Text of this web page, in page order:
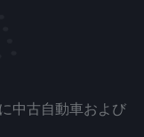
中古自動車および